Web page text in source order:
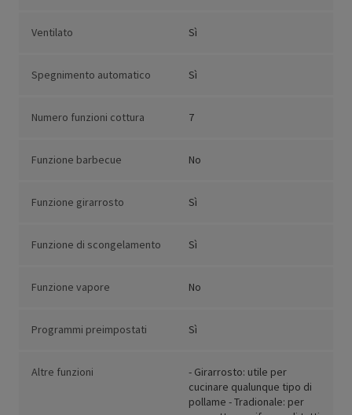
Ventilato Sì
Spegnimento automatico Sì
Numero funzioni cottura 7
Funzione barbecue No
Funzione girarrosto Sì
Funzione di scongelamento Sì
Funzione vapore No
Programmi preimpostati Sì
Altre funzioni
- Girarrosto: utile per
cucinare qualunque tipo di
pollame - Tradionale: per